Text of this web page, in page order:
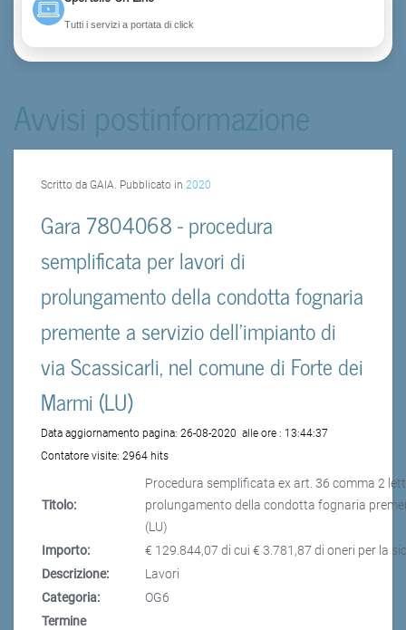
Tutti i servizi a portata di click
Avvisi postinformazione
Scritto da GAIA. Pubblicato in 2020
Gara 7804068 - procedura
semplificata per lavori di
prolungamento della condotta fognaria
premente a servizio dell'impianto di
via Scassicarli, nel comune di Forte dei
Marmi (LU)
Data aggiornamento pagina: 26-08-2020 alle ore : 13:44:37
Contatore visite: 2964 hits
Titolo:
Procedura semplificata ex art. 36 comma 2
prolungamento della condotta fognaria
(LU)
Importo:
€ 129.844,07 di cui € 3.781,87 di oneri per la
Descrizione:
Lavori
Categoria:
OG6
Termine